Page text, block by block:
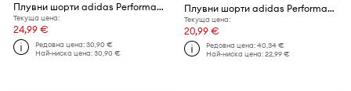
Плувни шорти adidas Performance Block Boxer
Текуща цена:
24,99 €
Редовна цена:30,90 €
Най-ниска цена:30,90 €
Плувни шорти adidas Performance Ripstream
Текуща цена:
20,99 €
Редовна цена:40,34 €
Най-ниска цена:22,99 €